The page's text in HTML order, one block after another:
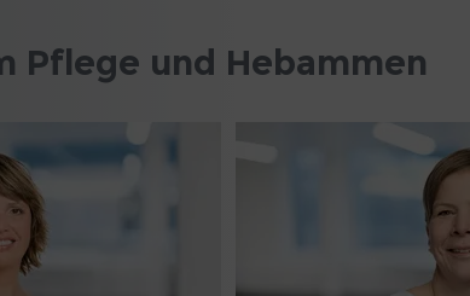
Pflege und Hebammen